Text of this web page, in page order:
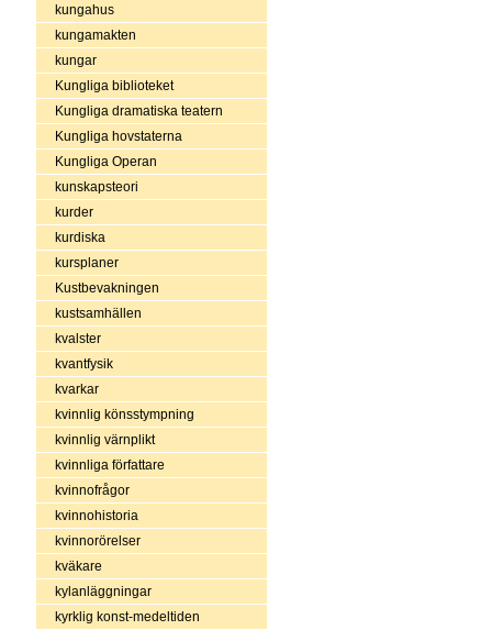
kungahus
kungamakten
kungar
Kungliga biblioteket
Kungliga dramatiska teatern
Kungliga hovstaterna
Kungliga Operan
kunskapsteori
kurder
kurdiska
kursplaner
Kustbevakningen
kustsamhällen
kvalster
kvantfysik
kvarkar
kvinnlig könsstympning
kvinnlig värnplikt
kvinnliga författare
kvinnofrågor
kvinnohistoria
kvinnorörelser
kväkare
kylanläggningar
kyrklig konst-medeltiden